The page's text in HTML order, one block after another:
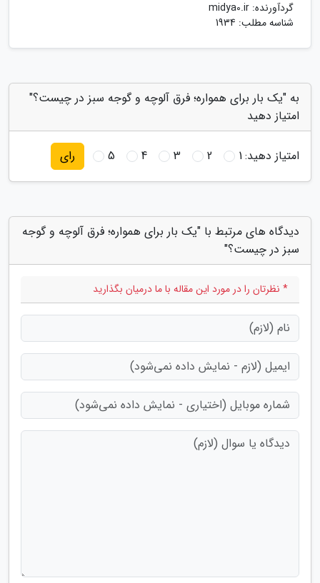
گردآورنده: midya0.ir
شناسه مطلب: 1934
به "یک بار برای همواره؛ فرق آلوچه و گوجه سبز در چیست؟"
امتیاز دهید
امتیاز دهید:1
2
3
4
5 رای
دیدگاه های مرتبط با "یک بار برای همواره؛ فرق آلوچه و گوجه
سبز در چیست؟"
* نظرتان را در مورد این مقاله با ما درمیان بگذارید